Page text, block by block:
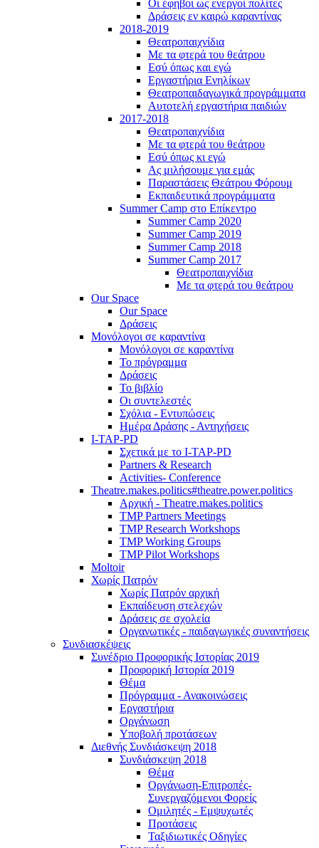
Οι έφηβοι ως ενεργοί πολίτες
Δράσεις εν καιρώ καραντίνας
2018-2019
Θεατροπαιχνίδια
Με τα φτερά του θεάτρου
Εσύ όπως και εγώ
Εργαστήρια Ενηλίκων
Θεατροπαιδαγωγικά προγράμματα
Αυτοτελή εργαστήρια παιδιών
2017-2018
Θεατροπαιχνίδια
Με τα φτερά του θεάτρου
Εσύ όπως κι εγώ
Ας μιλήσουμε για εμάς
Παραστάσεις Θεάτρου Φόρουμ
Εκπαιδευτικά προγράμματα
Summer Camp στο Επίκεντρο
Summer Camp 2020
Summer Camp 2019
Summer Camp 2018
Summer Camp 2017
Θεατροπαιχνίδια
Με τα φτερά του θεάτρου
Our Space
Our Space
Δράσεις
Μονόλογοι σε καραντίνα
Μονόλογοι σε καραντίνα
Το πρόγραμμα
Δράσεις
Το βιβλίο
Οι συντελεστές
Σχόλια - Εντυπώσεις
Ημέρα Δράσης - Αντηχήσεις
I-TAP-PD
Σχετικά με το I-TAP-PD
Partners & Research
Activities- Conference
Theatre.makes.politics#theatre.power.politics
Αρχική - Theatre.makes.politics
TMP Partners Meetings
TMP Research Workshops
TMP Working Groups
TMP Pilot Workshops
Moltoir
Χωρίς Πατρόν
Χωρίς Πατρόν αρχική
Εκπαίδευση στελεχών
Δράσεις σε σχολεία
Οργανωτικές - παιδαγωγικές συναντήσεις
Συνδιασκέψεις
Συνέδριο Προφορικής Ιστορίας 2019
Προφορική Ιστορία 2019
Θέμα
Πρόγραμμα - Ανακοινώσεις
Εργαστήρια
Οργάνωση
Υποβολή προτάσεων
Διεθνής Συνδιάσκεψη 2018
Συνδιάσκεψη 2018
Θέμα
Οργάνωση-Επιτροπές-
Συνεργαζόμενοι Φορείς
Ομιλητές - Εμψυχωτές
Προτάσεις
Ταξιδιωτικές Οδηγίες